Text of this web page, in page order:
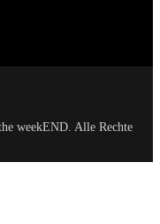
weekEND. Alle Rechte